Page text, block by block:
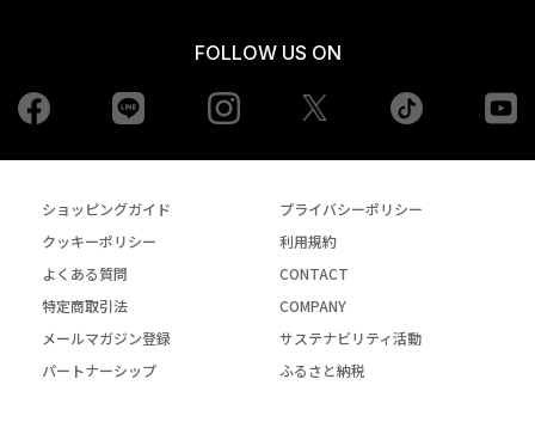
FOLLOW US ON
Facebook Instagram tiktok
ショッピングガイド
プライバシーポリシー
クッキーポリシー
利用規約
よくある質問
CONTACT
特定商取引法
COMPANY
メールマガジン登録
サステナビリティ活動
パートナーシップ
ふるさと納税